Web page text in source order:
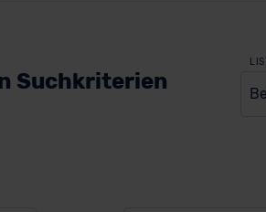
Suchkriterien